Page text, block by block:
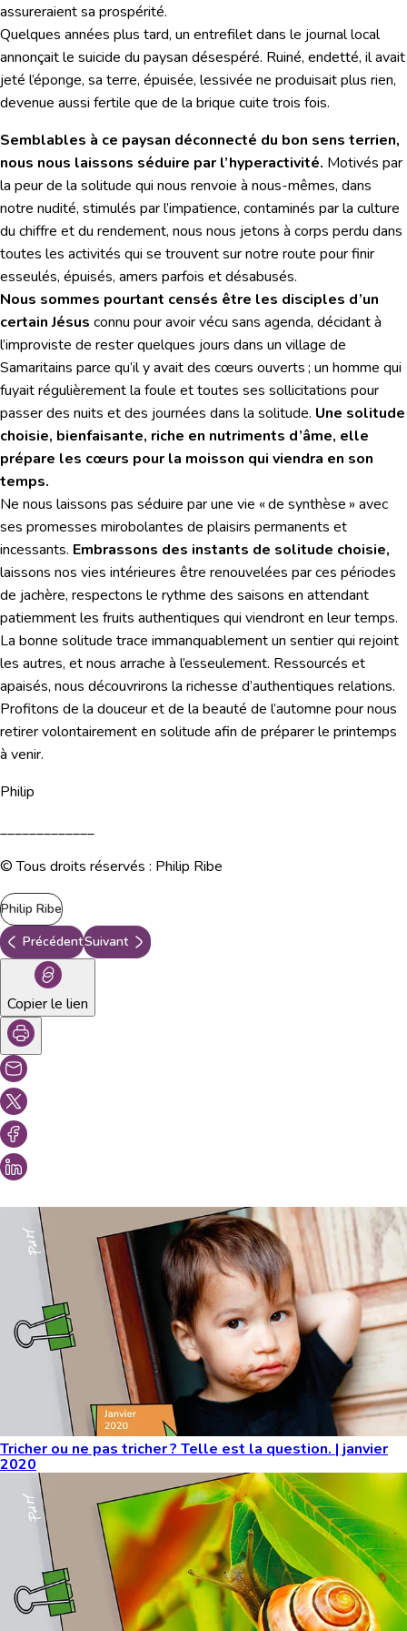
assureraient sa prospérité.
Quelques années plus tard, un entrefilet dans le journal local
annonçait le suicide du paysan désespéré. Ruiné, endetté, il avait
jeté l’éponge, sa terre, épuisée, lessivée ne produisait plus rien,
devenue aussi fertile que de la brique cuite trois fois.
Semblables à ce paysan déconnecté du bon sens terrien,
nous nous laissons séduire par l’hyperactivité. Motivés par
la peur de la solitude qui nous renvoie à nous-mêmes, dans
notre nudité, stimulés par l’impatience, contaminés par la culture
du chiffre et du rendement, nous nous jetons à corps perdu dans
toutes les activités qui se trouvent sur notre route pour finir
esseulés, épuisés, amers parfois et désabusés.
Nous sommes pourtant censés être les disciples d’un
certain Jésus connu pour avoir vécu sans agenda, décidant à
l’improviste de rester quelques jours dans un village de
Samaritains parce qu’il y avait des cœurs ouverts ; un homme qui
fuyait régulièrement la foule et toutes ses sollicitations pour
passer des nuits et des journées dans la solitude. Une solitude
choisie, bienfaisante, riche en nutriments d’âme, elle
prépare les cœurs pour la moisson qui viendra en son
temps.
Ne nous laissons pas séduire par une vie « de synthèse » avec
ses promesses mirobolantes de plaisirs permanents et
incessants. Embrassons des instants de solitude choisie,
laissons nos vies intérieures être renouvelées par ces périodes
de jachère, respectons le rythme des saisons en attendant
patiemment les fruits authentiques qui viendront en leur temps.
La bonne solitude trace immanquablement un sentier qui rejoint
les autres, et nous arrache à l’esseulement. Ressourcés et
apaisés, nous découvrirons la richesse d’authentiques relations.
Profitons de la douceur et de la beauté de l’automne pour nous
retirer volontairement en solitude afin de préparer le printemps
à venir.
Philip
_____________
© Tous droits réservés : Philip Ribe
Philip Ribe
PrécédentSuivant
Copier le lien
Tricher ou ne pas tricher ? Telle est la question. | janvier
2020